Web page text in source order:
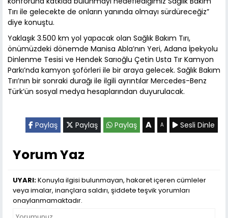
Tırı ile gelecekte de onların yanında olmayı sürdüreceğiz”
diye konuştu.
Yaklaşık 3.500 km yol yapacak olan Sağlık Bakım Tırı,
önümüzdeki dönemde Manisa Abla’nın Yeri, Adana İpekyolu
Dinlenme Tesisi ve Hendek Sarıoğlu Çetin Usta Tır Kamyon
Parkı’nda kamyon şoförleri ile bir araya gelecek. Sağlık Bakım
Tırı’nın bir sonraki durağı ile ilgili ayrıntılar Mercedes-Benz
Türk’ün sosyal medya hesaplarından duyurulacak.
Paylaş Paylaş Paylaş A A Sesli Dinle
Yorum Yaz
UYARI:Konuyla ilgisi bulunmayan, hakaret içeren cümleler
veya imalar, inançlara saldırı, şiddete teşvik yorumları
onaylanmamaktadır.